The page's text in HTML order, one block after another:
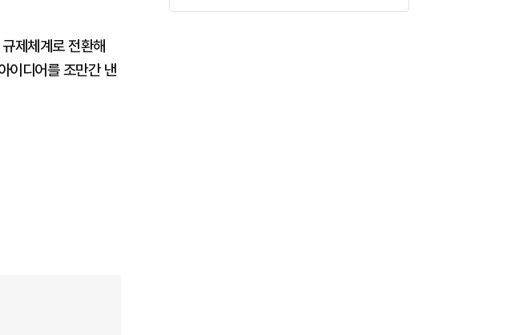
제체계로 전환해
이디어를 조만간 낸